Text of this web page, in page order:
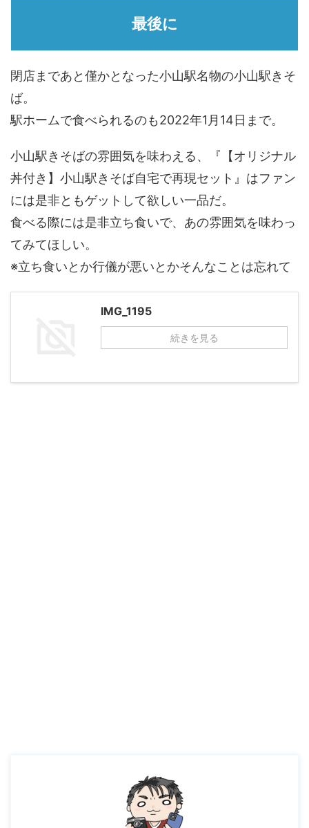
最後に
閉店まであと僅かとなった小山駅名物の小山駅きそ
ば。
駅ホームで食べられるのも2022年1月14日まで。
小山駅きそばの雰囲気を味わえる、『【オリジナル
丼付き】小山駅きそば自宅で再現セット』はファン
には是非ともゲットして欲しい一品だ。
食べる際には是非立ち食いで、あの雰囲気を味わっ
てみてほしい。
※立ち食いとか行儀が悪いとかそんなことは忘れて
IMG_1195
続きを見る